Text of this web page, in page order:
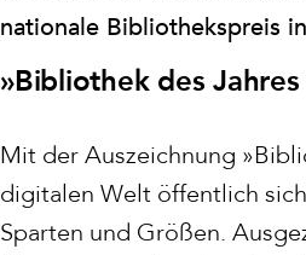
nationale Bibliothekspreis
»Bibliothek des
Mit der Auszeichnung
digitalen Welt öffentlich
Sparten und Größen.